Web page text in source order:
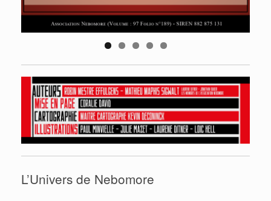
L’Univers de Nebomore